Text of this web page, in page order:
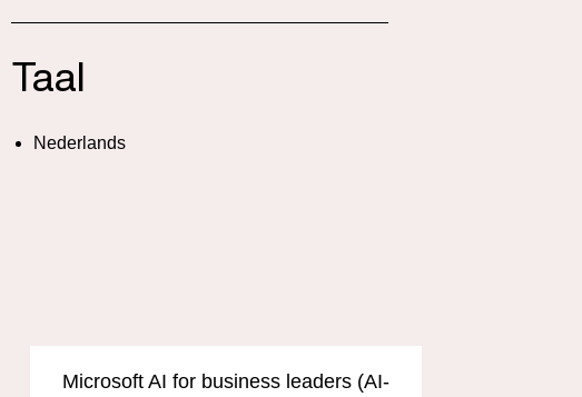
Taal
Nederlands
Microsoft AI for business leaders (AI-